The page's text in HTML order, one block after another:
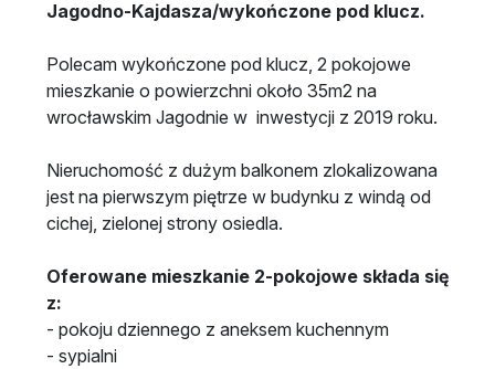
Jagodno-Kajdasza/wykończone pod klucz.
Polecam wykończone pod klucz, 2 pokojowe
mieszkanie o powierzchni około 35m2 na
wrocławskim Jagodnie w inwestycji z 2019 roku.
Nieruchomość z dużym balkonem zlokalizowana
jest na pierwszym piętrze w budynku z windą od
cichej, zielonej strony osiedla.
Oferowane mieszkanie 2-pokojowe składa się
z:
- pokoju dziennego z aneksem kuchennym
- sypialni